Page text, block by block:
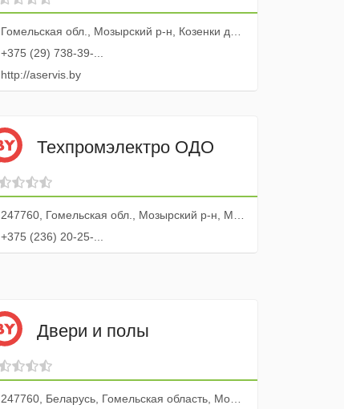
Гомельская обл., Мозырский р-н, Козенки дер., ул. Янки Купалы, 7
+375 (29) 738-39-...
http://aservis.by
Техпромэлектро ОДО
247760, Гомельская обл., Мозырский р-н, Мозырь г., ул. Ветровая, 15г
+375 (236) 20-25-...
Двери и полы
247760, Беларусь, Гомельская область, Мозырь, улица Малинина, 1А, Рынок Славянский, пав.154